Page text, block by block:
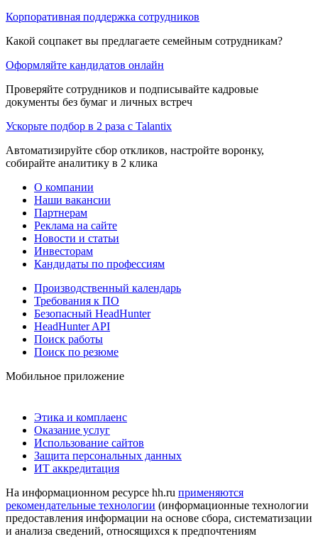
Корпоративная поддержка сотрудников
Какой соцпакет вы предлагаете семейным сотрудникам?
Оформляйте кандидатов онлайн
Проверяйте сотрудников и подписывайте кадровые
документы без бумаг и личных встреч
Ускорьте подбор в 2 раза с Talantix
Автоматизируйте сбор откликов, настройте воронку,
собирайте аналитику в 2 клика
О компании
Наши вакансии
Партнерам
Реклама на сайте
Новости и статьи
Инвесторам
Кандидаты по профессиям
Производственный календарь
Требования к ПО
Безопасный HeadHunter
HeadHunter API
Поиск работы
Поиск по резюме
Мобильное приложение
Этика и комплаенс
Оказание услуг
Использование сайтов
Защита персональных данных
ИТ аккредитация
На информационном ресурсе hh.ru применяются
рекомендательные технологии (информационные технологии
предоставления информации на основе сбора, систематизации
и анализа сведений, относящихся к предпочтениям